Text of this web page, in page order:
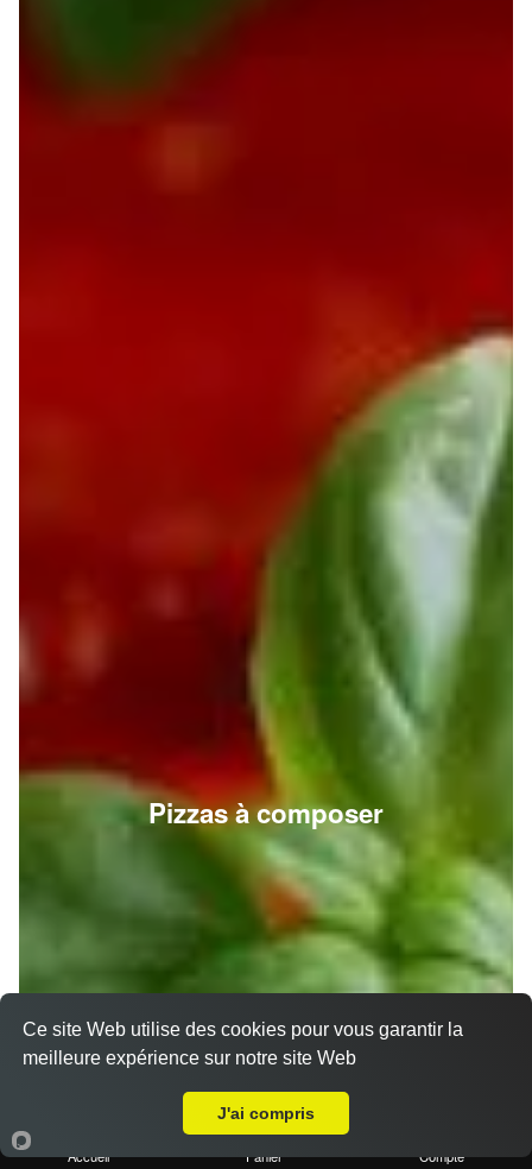
Pizzas à composer
Accueil Panier Compte
Ce site Web utilise des cookies pour vous garantir la
meilleure expérience sur notre site Web
J'ai compris